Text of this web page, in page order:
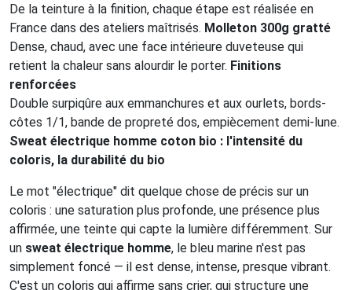
De la teinture à la finition, chaque étape est réalisée en
France dans des ateliers maîtrisés. Molleton 300g gratté
Dense, chaud, avec une face intérieure duveteuse qui
retient la chaleur sans alourdir le porter. Finitions
renforcées
Double surpiqûre aux emmanchures et aux ourlets, bords-
côtes 1/1, bande de propreté dos, empiècement demi-lune.
Sweat électrique homme coton bio : l'intensité du
coloris, la durabilité du bio
Le mot "électrique" dit quelque chose de précis sur un
coloris : une saturation plus profonde, une présence plus
affirmée, une teinte qui capte la lumière différemment. Sur
un sweat électrique homme, le bleu marine n'est pas
simplement foncé — il est dense, intense, presque vibrant.
C'est un coloris qui affirme sans crier, qui structure une